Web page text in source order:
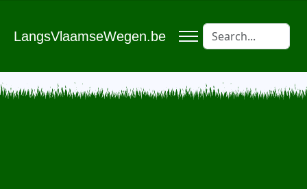
LangsVlaamseWegen.be